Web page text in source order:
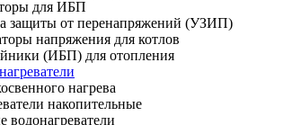
для ИБП
защиты от перенапряжений (УЗИП)
напряжения для котлов
(ИБП) для отопления
нагрева
накопительные
водонагреватели